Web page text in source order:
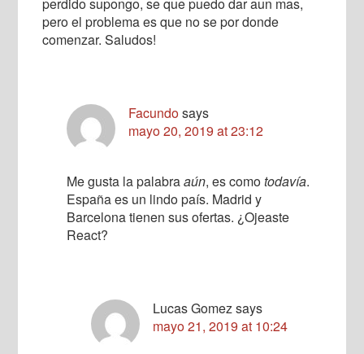
pero el problema es que no se por donde
comenzar. Saludos!
Facundosays
mayo 20, 2019 at 23:12
Me gusta la palabraaún, es comotodavía.
España es un lindo país. Madrid y
Barcelona tienen sus ofertas. ¿Ojeaste
React?
Lucas Gomezsays
mayo 21, 2019 at 10:24